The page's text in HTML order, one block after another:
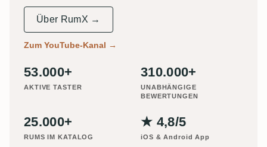
Über RumX →
Zum YouTube-Kanal →
53.000+
AKTIVE TASTER
310.000+
UNABHÄNGIGE
BEWERTUNGEN
25.000+
RUMS IM KATALOG
★ 4,8/5
iOS & Android App